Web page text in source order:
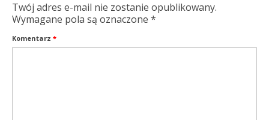
Twój adres e-mail nie zostanie opublikowany.
Wymagane pola są oznaczone *
Komentarz *